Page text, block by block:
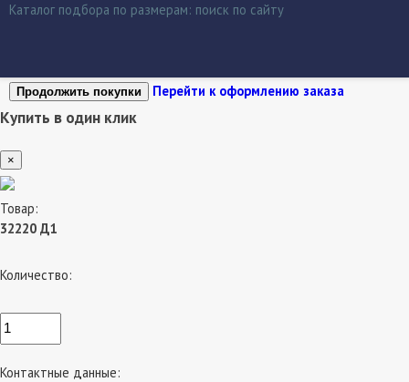
Каталог подбора по размерам: поиск по сайту
Продолжить покупки Перейти к оформлению заказа
Купить в один клик
×
Товар:
32220 Д1
Количество:
Контактные данные: